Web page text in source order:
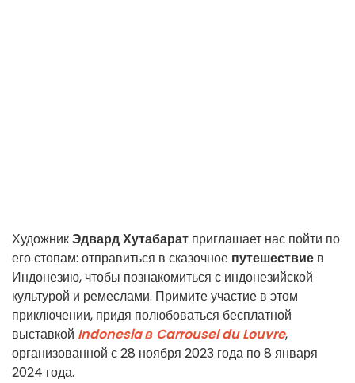
ХудожникЭдвард Хутабарат приглашает нас пойти по
его стопам: отправиться в сказочное путешествие в
Индонезию, чтобы познакомиться с индонезийской
культурой и ремеслами. Примите участие в этом
приключении, придя полюбоваться бесплатной
выставкой Indonesia в Carrousel du Louvre,
организованной с 28 ноября 2023 года по 8 января
2024 года.